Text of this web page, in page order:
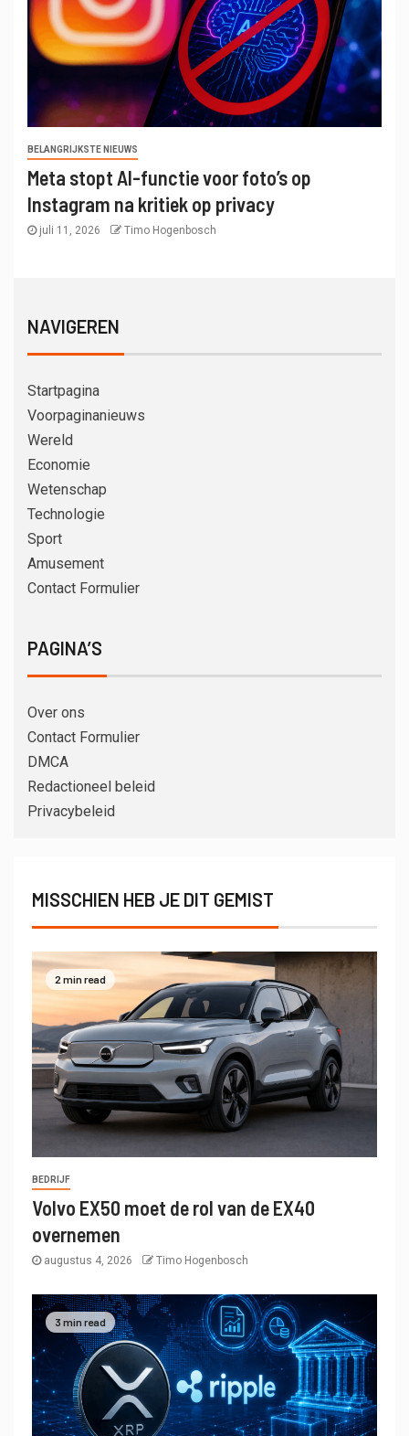
BELANGRIJKSTE NIEUWS
Meta stopt AI-functie voor foto’s op
Instagram na kritiek op privacy
juli 11, 2026 Timo Hogenbosch
NAVIGEREN
Startpagina
Voorpaginanieuws
Wereld
Economie
Wetenschap
Technologie
Sport
Amusement
Contact Formulier
PAGINA’S
Over ons
Contact Formulier
DMCA
Redactioneel beleid
Privacybeleid
MISSCHIEN HEB JE DIT GEMIST
2 min read
BEDRIJF
Volvo EX50 moet de rol van de EX40
overnemen
augustus 4, 2026 Timo Hogenbosch
3 min read